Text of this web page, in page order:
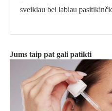
sveikiau bei labiau
Jums taip pat gali patikti